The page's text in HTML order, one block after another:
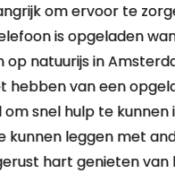
om ervoor te
is opgeladen
op natuurijs in
hebben van een
om snel hulp te kunnen
leggen met
hart genieten van